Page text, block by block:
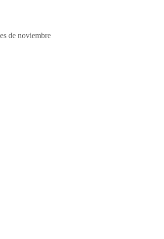
de noviembre